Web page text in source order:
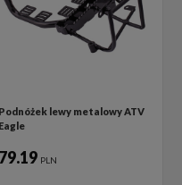
Podnóżek lewy metalowy ATV
Eagle
79.19 PLN